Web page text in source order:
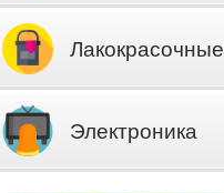
Лакокрасочные
Электроника